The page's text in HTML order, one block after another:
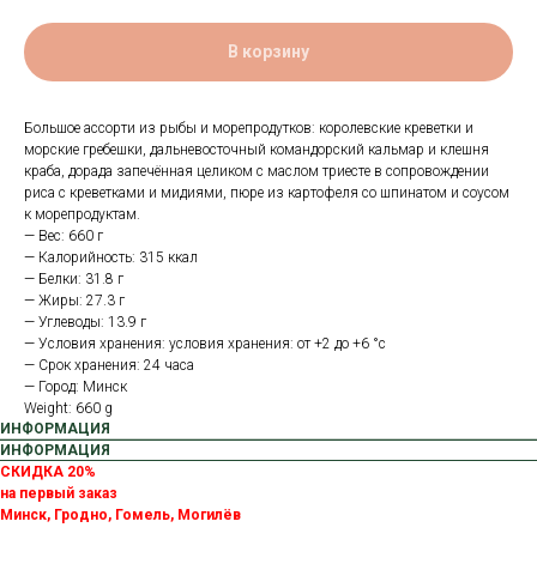
В корзину
Большое ассорти из рыбы и морепродутков: королевские креветки и
морские гребешки, дальневосточный командорский кальмар и клешня
краба, дорада запечённая целиком с маслом триесте в сопровождении
риса с креветками и мидиями, пюре из картофеля со шпинатом и соусом
к морепродуктам.
— Вес: 660 г
— Калорийность: 315 ккал
— Белки: 31.8 г
— Жиры: 27.3 г
— Углеводы: 13.9 г
— Условия хранения: условия хранения: от +2 до +6 °с
— Срок хранения: 24 часа
— Город: Минск
Weight: 660 g
ИНФОРМАЦИЯ
ИНФОРМАЦИЯ
СКИДКА 20%
на первый заказ
Минск, Гродно, Гомель, Могилёв